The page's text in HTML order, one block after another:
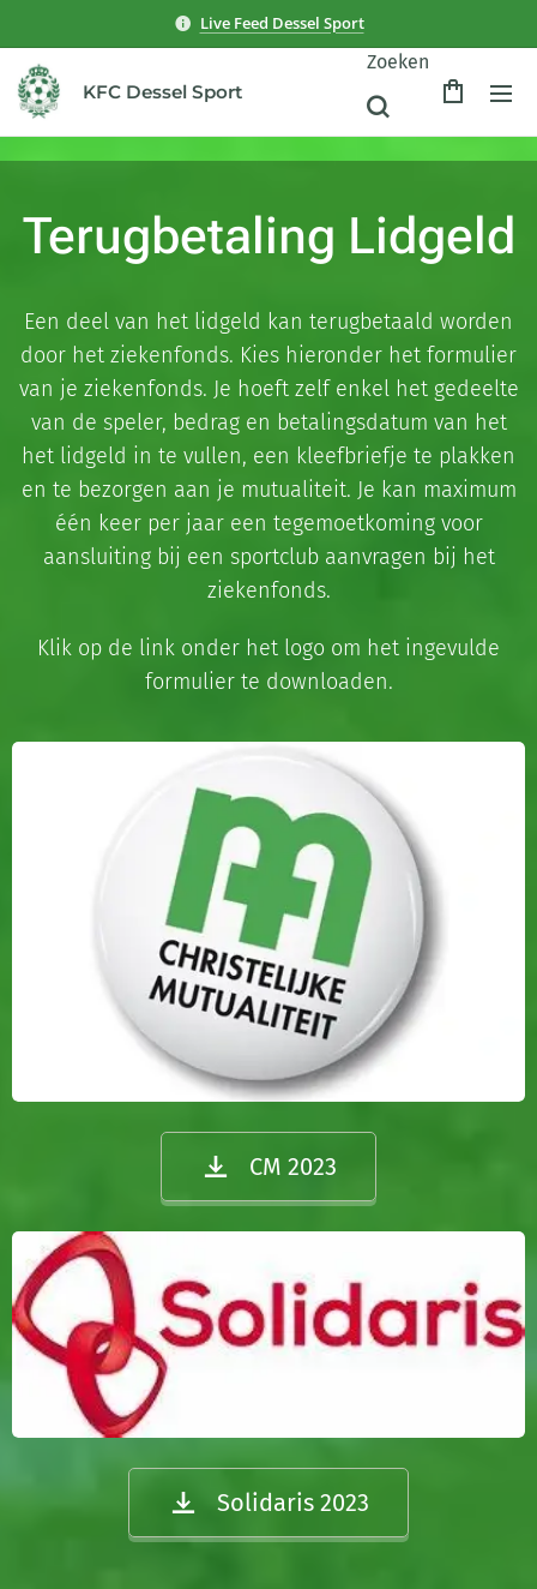
Live Feed Dessel Sport
KFC Dessel Sport
Zoeken
Terugbetaling Lidgeld
Een deel van het lidgeld kan terugbetaald worden
door het ziekenfonds. Kies hieronder het formulier
van je ziekenfonds. Je hoeft zelf enkel het gedeelte
van de speler, bedrag en betalingsdatum van het
het lidgeld in te vullen, een kleefbriefje te plakken
en te bezorgen aan je mutualiteit. Je kan maximum
één keer per jaar een tegemoetkoming voor
aansluiting bij een sportclub aanvragen bij het
ziekenfonds.
Klik op de link onder het logo om het ingevulde
formulier te downloaden.
CM 2023
Solidaris 2023